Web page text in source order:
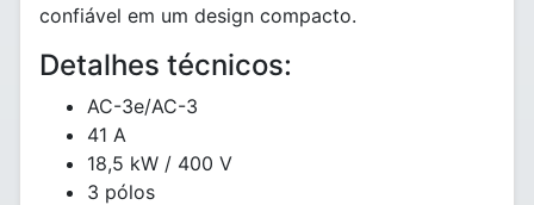
confiável em um design compacto.
Detalhes técnicos:
AC-3e/AC-3
41 A
18,5 kW / 400 V
3 pólos